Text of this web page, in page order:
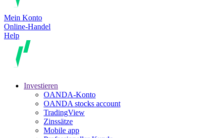
Mein Konto
Online-Handel
Help
Investieren
OANDA-Konto
OANDA stocks account
TradingView
Zinssätze
Mobile app